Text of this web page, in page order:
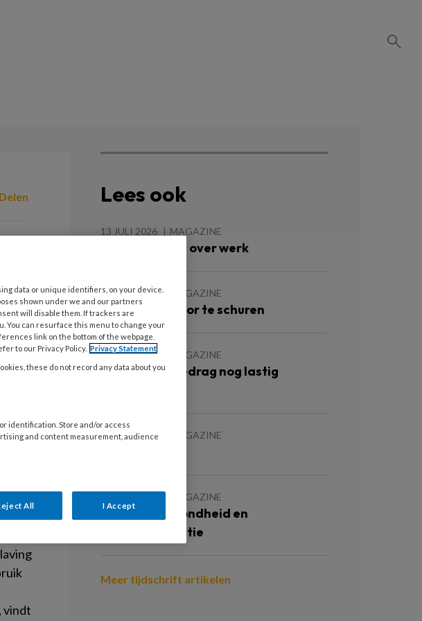
Delen
op
vindt
Lees ook
13 JULI 2026 MAGAZINE
Goede vragen over werk
13 JULI 2026 MAGAZINE
We groeien door te schuren
13 JULI 2026 MAGAZINE
Ongewenst gedrag nog lastig
13 JULI 2026 MAGAZINE
MAGAZINE
Positieve gezondheid en
werkparticipatie
Meer tijdschrift artikelen
data or unique identifiers, on your device.
shown under we and our partners
will disable them. If trackers are
You can resurface this menu to change your
link on the bottom of the webpage.
to our Privacy Policy. Privacy Statement
these do not record any data about you
identification. Store and/or access
and content measurement, audience
All I Accept